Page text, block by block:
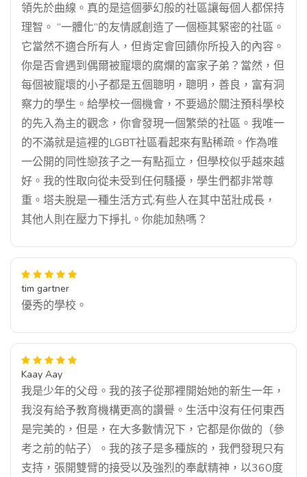
領先於曲線。真的是這個夢幻般的社區讓每個人都保持
理智。 “一體化”的友情感創造了一個極其緊密的社區。
它當然不適合所有人，但肯定會回饋你所投入的內容。
你是否會遇到偶爾被寵壞的腐爛的富家子弟？當然，但
每個被寵壞的小子都是五個聰明，聰明，善良，富有洞
察力的學生。給學校一個機會，不要過於關注預科學校
的先入為主的觀念，你會發現一個繁榮的社區。我唯一
的不滿就是這裡的LGBT社區看起來有點稀疏。作為唯
一公開的同性戀孩子之一有點孤立，但學校似乎越來越
好。我的性取向從未受到任何騷擾，學生們都非常尊
重。塔夫脫是一種生活方式;有些人在其中茁壯成長，
其他人則在壓力下掙扎。你能加熱嗎？
tim gartner
優秀的學校。
Kaay Aay
我是少年的父母。我的孩子從那裡開始她的新生一年，
我沒有給予教育機構更高的讚譽。生活中沒有任何東西
是完美的，但是，在大多數情況下，它都是你做的（參
考之前的帖子）。我的孩子是多種族的，我們發現只有
支持，張開雙臂的接受以及強烈的奉獻精神，以360度